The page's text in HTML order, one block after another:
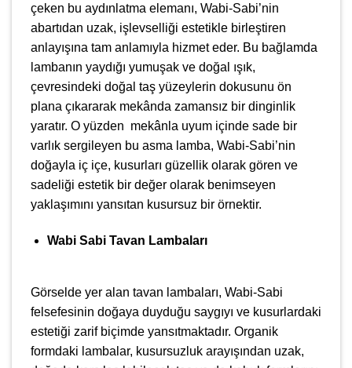
çeken bu aydınlatma elemanı, Wabi-Sabi’nin
abartıdan uzak, işlevselliği estetikle birleştiren
anlayışına tam anlamıyla hizmet eder. Bu bağlamda
lambanın yaydığı yumuşak ve doğal ışık,
çevresindeki doğal taş yüzeylerin dokusunu ön
plana çıkararak mekânda zamansız bir dinginlik
yaratır. O yüzden mekânla uyum içinde sade bir
varlık sergileyen bu asma lamba, Wabi-Sabi’nin
doğayla iç içe, kusurları güzellik olarak gören ve
sadeliği estetik bir değer olarak benimseyen
yaklaşımını yansıtan kusursuz bir örnektir.
Wabi Sabi Tavan Lambaları
Görselde yer alan tavan lambaları, Wabi-Sabi
felsefesinin doğaya duyduğu saygıyı ve kusurlardaki
estetiği zarif biçimde yansıtmaktadır. Organik
formdaki lambalar, kusursuzluk arayışından uzak,